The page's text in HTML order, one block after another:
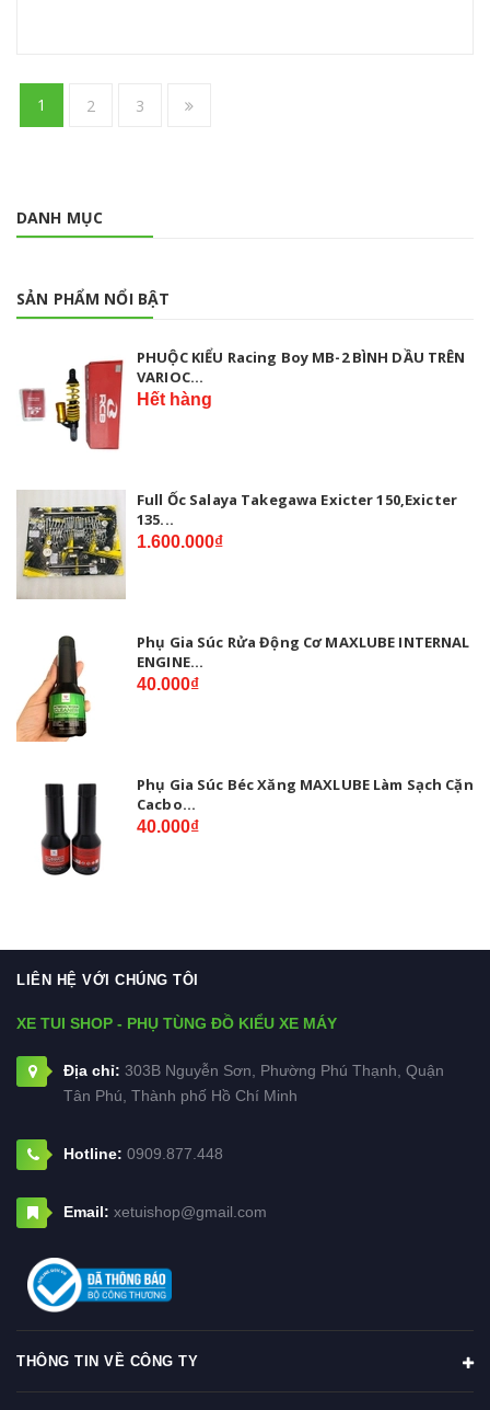
1 2 3
DANH MỤC
SẢN PHẨM NỔI BẬT
PHUỘC KIỂU Racing Boy MB-2 BÌNH DẦU TRÊN
VARIOC...
Hết hàng
Full Ốc Salaya Takegawa Exicter 150,Exicter
135...
1.600.000₫
Phụ Gia Súc Rửa Động Cơ MAXLUBE INTERNAL
ENGINE...
40.000₫
Phụ Gia Súc Béc Xăng MAXLUBE Làm Sạch Cặn
Cacbo...
40.000₫
LIÊN HỆ VỚI CHÚNG TÔI
XE TUI SHOP - PHỤ TÙNG ĐỒ KIỂU XE MÁY
Địa chỉ: 303B Nguyễn Sơn, Phường Phú Thạnh, Quận
Tân Phú, Thành phố Hồ Chí Minh
Hotline: 0909.877.448
Email: xetuishop@gmail.com
THÔNG TIN VỀ CÔNG TY